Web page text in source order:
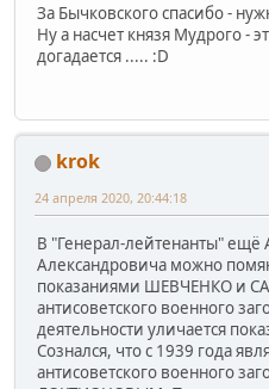
За Бычковского спасибо -
Ну а насчет князя Мудрого -
догадается ..... :D
krok
24 апреля 2020, 20:44:18
В "Генерал-лейтенанты" ещё
Александровича можно
показаниями ШЕВЧЕНКО и
антисоветского военного
деятельности уличается
Сознался, что с 1939 года
антисоветского военного